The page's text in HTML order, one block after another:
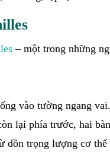
– một trong những
vào tường ngang vai.
lại phía trước, hai
dồn trọng lượng cơ